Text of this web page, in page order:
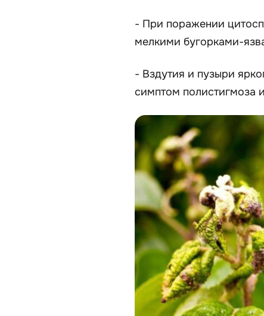
- При поражении
мелкими бугорками-
- Вздутия и пузыри
симптом полистигмоза